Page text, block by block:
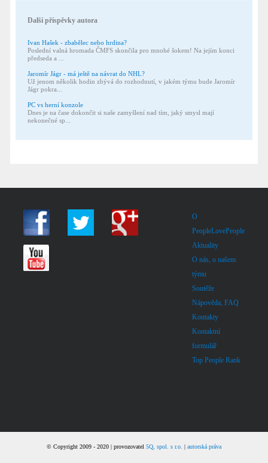
Další příspěvky autora
Ivan Hašek - zbabělec nebo hrdina?
Poslední valná hromada ČMFS skončila pro mnohé šokem! Na jejím konci
předseda a ...
Jaromír Jágr - má ještě na návrat do NHL?
Už jenom několik hodin zbývá do rozhodnutí, v jakém týmu bude Jaromír
Jágr pokra...
PC vs herní konzole
Dnes je na čase dokončit si naše zamyšlení nad tím, jaký smysl mají
nekonečné sp...
O
PeopleLovePeople
Aktuality
O nás, o našem
týmu
Soutěže
Nápověda, FAQ
Kontakty
Kontaktní
formulář
Top People Rank
© Copyright 2009 - 2020 | provozovatel 5Q, spol. s r.o. autorská práva